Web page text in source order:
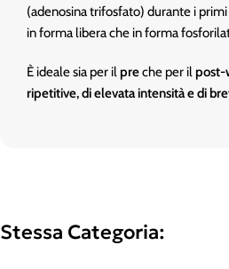
(adenosina trifosfato) durante i
in forma libera che in forma
È ideale sia per ilpreche per ilpost-
ripetitive, di elevata intensità e di
Stessa Categoria: